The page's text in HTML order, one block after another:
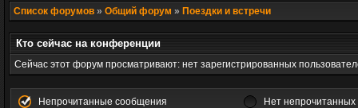
Список форумов » Общий форум » Поездки и встречи
Кто сейчас на конференции
Сейчас этот форум просматривают: нет зарегистрированных
Непрочитанные сообщения
Нет